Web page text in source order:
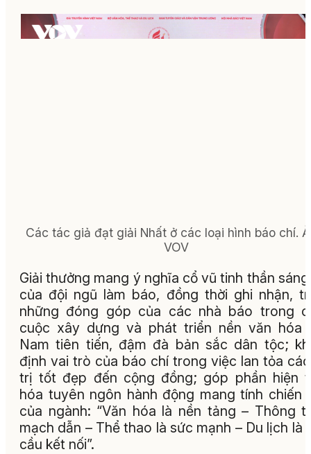
Các tác giả đạt giải Nhất ở các loại hình báo chí.
VOV
Giải thưởng mang ý nghĩa cổ vũ tinh thần
của đội ngũ làm báo, đồng thời ghi nhận,
những đóng góp của các nhà báo trong
cuộc xây dựng và phát triển nền văn hóa
Nam tiên tiến, đậm đà bản sắc dân tộc;
định vai trò của báo chí trong việc lan tỏa
trị tốt đẹp đến cộng đồng; góp phần hiện
hóa tuyên ngôn hành động mang tính chiến
của ngành: “Văn hóa là nền tảng – Thông
mạch dẫn – Thể thao là sức mạnh – Du lịch là
cầu kết nối”.